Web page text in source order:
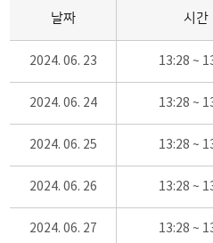
날짜 시간
2024. 06. 23 13:28 ~
2024. 06. 24 13:28 ~
2024. 06. 25 13:28 ~
2024. 06. 26 13:28 ~
2024. 06. 27 13:28 ~